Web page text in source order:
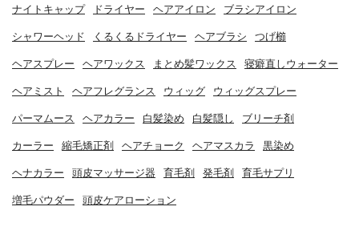
ナイトキャップ ドライヤー ヘアアイロン ブラシアイロン
シャワーヘッド くるくるドライヤー ヘアブラシ つげ櫛
ヘアスプレー ヘアワックス まとめ髪ワックス 寝癖直しウォーター
ヘアミスト ヘアフレグランス ウィッグ ウィッグスプレー
パーマムース ヘアカラー 白髪染め 白髪隠し ブリーチ剤
カーラー 縮毛矯正剤 ヘアチョーク ヘアマスカラ 黒染め
ヘナカラー 頭皮マッサージ器 育毛剤 発毛剤 育毛サプリ
増毛パウダー 頭皮ケアローション